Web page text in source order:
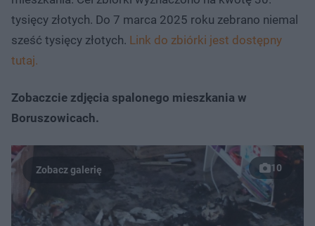
tysięcy złotych. Do 7 marca 2025 roku zebrano niemal
sześć tysięcy złotych. Link do zbiórki jest dostępny
tutaj.
Zobaczcie zdjęcia spalonego mieszkania w
Boruszowicach.
10